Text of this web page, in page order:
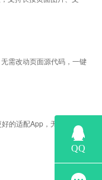
需改动页面源代码，一键
的适配App，无需修改服